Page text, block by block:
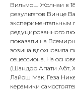
Вильмош Жолнаи в
результатов Винце
экспериментальным
редуцированного
показали на
эозина вдохновила
сецессиона. На
(Шандор Апати Абт,
Лайош Мак, Геза
керамики